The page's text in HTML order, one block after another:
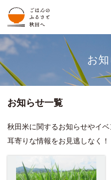
お
お知らせ一覧
秋田米に関するお知らせやイベ
耳寄りな情報をお見逃しなく！